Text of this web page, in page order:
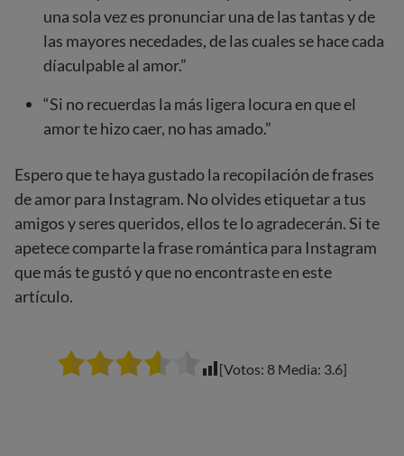
una sola vez es pronunciar una de las tantas y de
las mayores necedades, de las cuales se hace cada
díaculpable al amor.”
“Si no recuerdas la más ligera locura en que el
amor te hizo caer, no has amado.”
Espero que te haya gustado la recopilación de frases
de amor para Instagram. No olvides etiquetar a tus
amigos y seres queridos, ellos te lo agradecerán. Si te
apetece comparte la frase romántica para Instagram
que más te gustó y que no encontraste en este
artículo.
[Votos: 8 Media: 3.6]